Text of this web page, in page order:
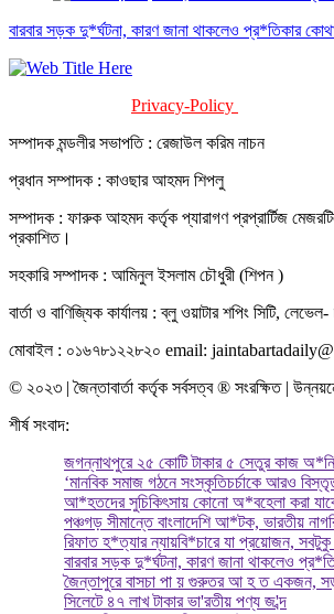
বারবার সড়ক দু*র্ঘটনা, কারণ জানা থাকলেও প্র*তিকার
Privacy-Policy
সম্পাদক মন্ডলীর সভাপতি : রেজাউল করিম নাচন
প্রধান সম্পাদক : কাওছার আহমদ শিপলু
সম্পাদক : ফারুক আহমদ কর্তৃক প্যারাগণ প্রপ্রার্টিজ
প্রকাশিত।
সহকারি সম্পাদক : আমিনুল ইসলাম চৌধুরী (শিপন )
বার্তা ও বাণিজ্যিক কার্যালয় : ব্লু ওয়াটার শপিং সিটি, লেভেল-
মোবাইল : ০১৬৭৮১২২৮২০ email:
© ২০২৩ | জৈন্তাবার্তা কর্তৃক সর্বসত্ব ® সংরক্ষিত |
শীর্ষ সংবাদ:
জগন্নাথপুরে ২৫ কোটি টাকার ৫ সেতুর কাজ অ*নিশ্চিত
‘মানবিক সমাজ গঠনে সংস্কৃতিচর্চাকে আরও বিস্তৃত
আ*হতদের সুচিকিৎসায় কোনো অ*বহেলা করা যাবে
পঞ্চগড় সীমান্তে বাংলাদেশি আ*টক, ভারতীয়
রিফাত হ*ত্যার ন্যায়বি*চারে যা প্রয়োজন, সবটুকু
বারবার সড়ক দু*র্ঘটনা, কারণ জানা থাকলেও প্র*তিকার
জৈন্তাপুরে বাসচা পা য় গুরুতর আ হ ত একজন, সড়ক
সিলেটে ৪৭ লাখ টাকার ভা'রতীয় পণ্য জ'ব্দ